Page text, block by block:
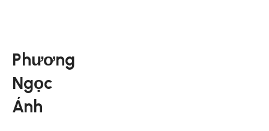
Phương
Ngọc
Ánh